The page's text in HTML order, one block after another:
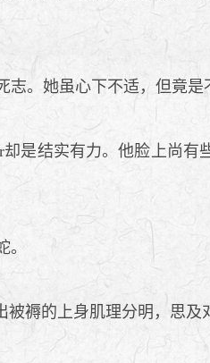
。她虽心下不适，但竟是
结实有力。他脸上尚有
褥的上身肌理分明，思及